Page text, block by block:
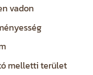
vadon
melletti terület